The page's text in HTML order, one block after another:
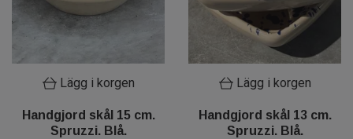
Lägg i korgen
Handgjord skål 15 cm.
Spruzzi. Blå.
Lägg i korgen
Handgjord skål 13 cm.
Spruzzi. Blå.